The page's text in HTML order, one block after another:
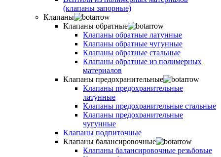
(клапаны запорные)
Клапаны
Клапаны обратные
Клапаны обратные латунные
Клапаны обратные чугунные
Клапаны обратные стальные
Клапаны обратные из полимерных
материалов
Клапаны предохранительные
Клапаны предохранительные
латунные
Клапаны предохранительные стальные
Клапаны предохранительные
чугунные
Клапаны подпиточные
Клапаны балансировочные
Клапаны балансировочные резьбовые